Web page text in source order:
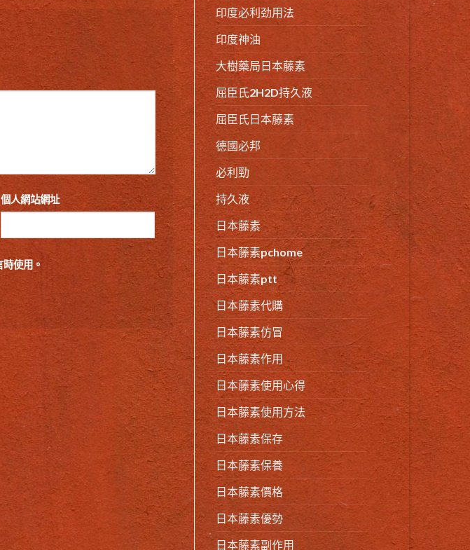
個人網站網址
使用。
印度必利劲用法
印度神油
大樹藥局日本藤素
屈臣氏2H2D持久液
屈臣氏日本藤素
德國必邦
必利勁
持久液
日本藤素
日本藤素pchome
日本藤素ptt
日本藤素代購
日本藤素仿冒
日本藤素作用
日本藤素使用心得
日本藤素使用方法
日本藤素保存
日本藤素保養
日本藤素價格
日本藤素優勢
日本藤素副作用